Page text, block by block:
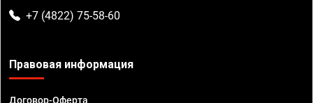
+7 (4822) 75-58-60
Правовая информация
Договор-Оферта